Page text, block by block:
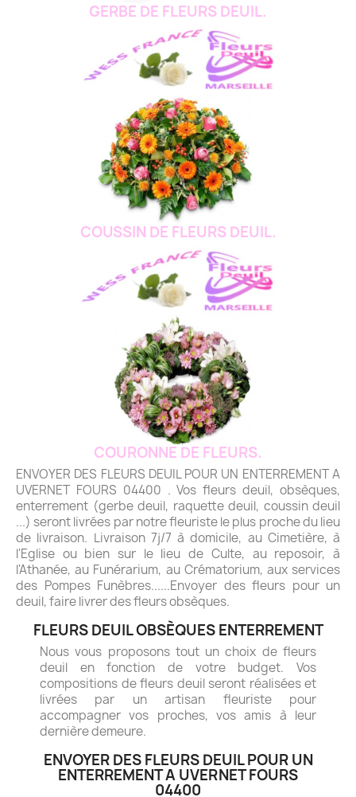
GERBE DE FLEURS DEUIL.
COUSSIN DE FLEURS DEUIL.
COURONNE DE FLEURS.
ENVOYER DES FLEURS DEUIL POUR UN ENTERREMENT A
UVERNET FOURS 04400 . Vos fleurs deuil, obsèques,
enterrement (gerbe deuil, raquette deuil, coussin deuil
...) seront livrées par notre fleuriste le plus proche du lieu
de livraison. Livraison 7j/7 à domicile, au Cimetière, à
l'Eglise ou bien sur le lieu de Culte, au reposoir, à
l'Athanée, au Funérarium, au Crématorium, aux services
des Pompes Funèbres......Envoyer des fleurs pour un
deuil, faire livrer des fleurs obsèques.
FLEURS DEUIL OBSÈQUES ENTERREMENT
Nous vous proposons tout un choix de fleurs
deuil en fonction de votre budget. Vos
compositions de fleurs deuil seront réalisées et
livrées par un artisan fleuriste pour
accompagner vos proches, vos amis à leur
dernière demeure.
ENVOYER DES FLEURS DEUIL POUR UN
ENTERREMENT A UVERNET FOURS
04400